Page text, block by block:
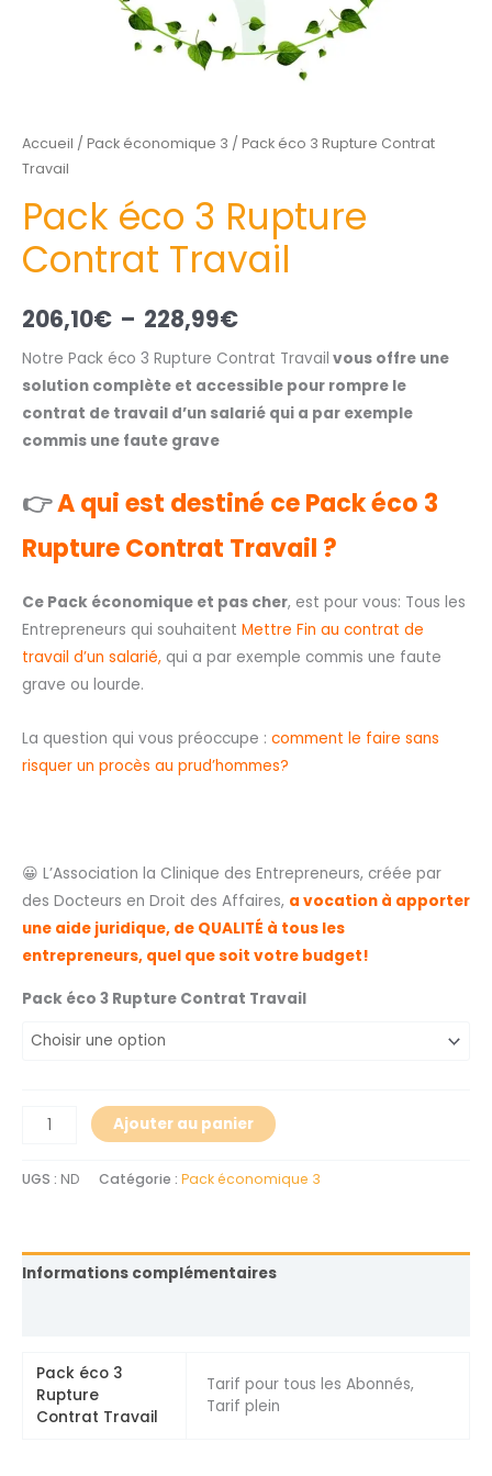
Accueil / Pack économique 3 / Pack éco 3 Rupture Contrat
Travail
Pack éco 3 Rupture
Contrat Travail
206,10€ – 228,99€
Notre Pack éco 3 Rupture Contrat Travail vous offre une
solution complète et accessible pour rompre le
contrat de travail d’un salarié qui a par exemple
commis une faute grave
👉A qui est destiné ce Pack éco 3
Rupture Contrat Travail ?
Ce Pack économique et pas cher, est pour vous: Tous les
Entrepreneurs qui souhaitent Mettre Fin au contrat de
travail d’un salarié, qui a par exemple commis une faute
grave ou lourde.
La question qui vous préoccupe : comment le faire sans
risquer un procès au prud’hommes?
😀 L’Association la Clinique des Entrepreneurs, créée par
des Docteurs en Droit des Affaires, a vocation à apporter
une aide juridique, de QUALITÉ à tous les
entrepreneurs, quel que soit votre budget!
Pack éco 3 Rupture Contrat Travail
Ajouter au panier
UGS : ND Catégorie : Pack économique 3
Informations complémentaires
Pack éco 3
Rupture
Contrat Travail
Tarif pour tous les Abonnés,
Tarif plein